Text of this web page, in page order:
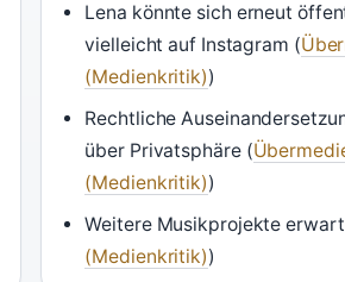
Lena könnte sich erneut
vielleicht auf Instagram (
(Medienkritik))
Rechtliche
über Privatsphäre (
(Medienkritik))
Weitere Musikprojekte
(Medienkritik))